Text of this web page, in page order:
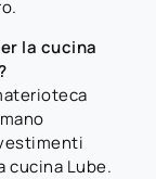
la cucina
cucina Lube.